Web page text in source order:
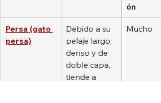
ón
Persa (gato
persa)
Debido a su
pelaje largo,
denso y de
doble capa,
tiende a
Mucho